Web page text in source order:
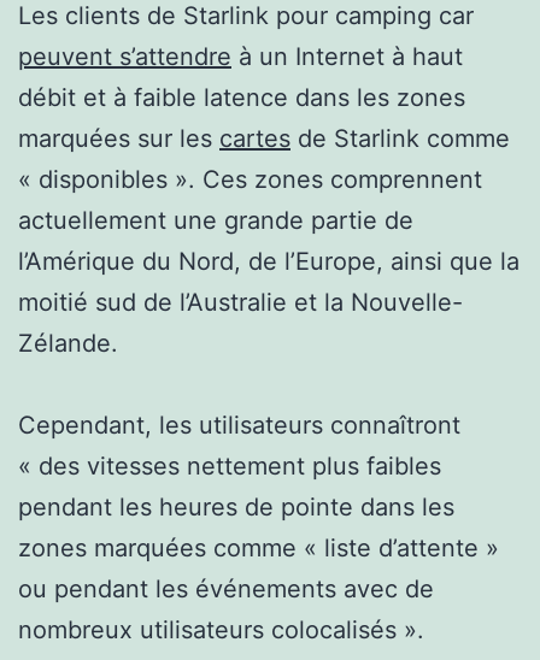
Les clients de Starlink pour camping car
peuvent s’attendre à un Internet à haut
débit et à faible latence dans les zones
marquées sur les cartes de Starlink comme
« disponibles ». Ces zones comprennent
actuellement une grande partie de
l’Amérique du Nord, de l’Europe, ainsi que la
moitié sud de l’Australie et la Nouvelle-
Zélande.
Cependant, les utilisateurs connaîtront
« des vitesses nettement plus faibles
pendant les heures de pointe dans les
zones marquées comme « liste d’attente »
ou pendant les événements avec de
nombreux utilisateurs colocalisés ».